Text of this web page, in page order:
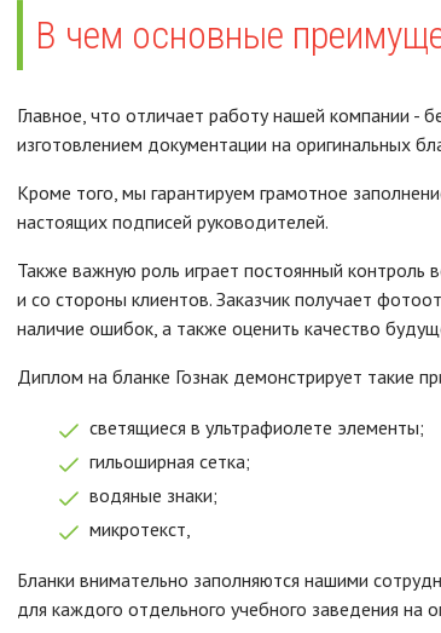
В чем основные
Главное, что отличает работу нашей компании -
изготовлением документации на оригинальных
Кроме того, мы гарантируем грамотное
настоящих подписей руководителей.
Также важную роль играет постоянный контроль
и со стороны клиентов. Заказчик получает
наличие ошибок, а также оценить качество
Диплом на бланке Гознак демонстрирует такие
светящиеся в ультрафиолете элементы;
гильоширная сетка;
водяные знаки;
микротекст,
Бланки внимательно заполняются нашими
для каждого отдельного учебного заведения на